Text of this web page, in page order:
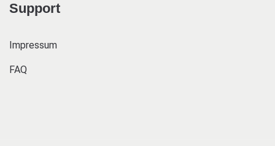
Support
Impressum
FAQ